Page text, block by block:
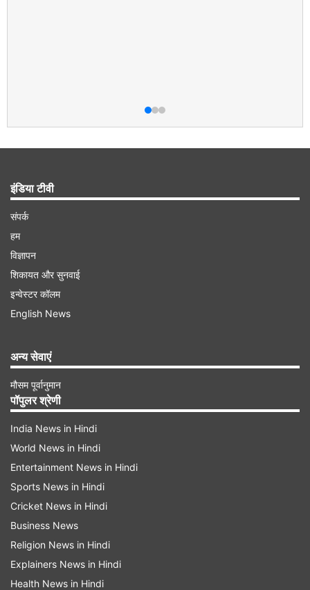
इंडिया टीवी
संपर्क
हम
विज्ञापन
शिकायत और सुनवाई
इन्वेस्टर कॉलम
English News
अन्य सेवाएं
मौसम पूर्वानुमान
पॉपुलर श्रेणी
India News in Hindi
World News in Hindi
Entertainment News in Hindi
Sports News in Hindi
Cricket News in Hindi
Business News
Religion News in Hindi
Explainers News in Hindi
Health News in Hindi